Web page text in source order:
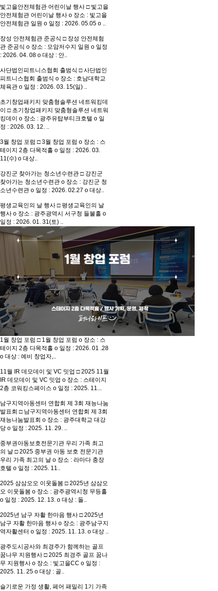
빛고을안전체험관 어린이날 행사 □ 빛고을
안전체험관 어린이날 행사 o 장소 : 빛고을
안전체험관 일원 o 일정 : 2026. 05.05 o ..
장성 안전체험관 준공식 □ 장성 안전체험
관 준공식 o 장소 : 모암저수지 일원 o 일정
: 2026. 04. 08 o 대상 : 안..
사단법인피트니스협회 출범식 □ 사단법인
피트니스협회 출범식 o 장소 : 호남대학교
체육관 o 일정 : 2026. 03. 15(일) ..
초기창업패키지 맞춤형솔루션 네트워킹데
이 □ 초기창업패키지 맞춤형솔루션 네트워
킹데이 o 장소 : 광주유탑부티크호텔 o 일
정 : 2026. 03. 12. ..
3월 창업 포럼 □ 3월 창업 포럼 o 장소 : 스
테이지 2층 다목적홀 o 일정 : 2026. 03.
11(수) o 대상..
강진군 찾아가는 청소년수련관 □ 강진군
찾아가는 청소년수련관 o 장소 : 강진군 청
소년수련관 o 일정 : 2026. 02.27 o 대상..
평생교육인의 날 행사 □ 평생교육인의 날
행사 o 장소 : 광주광역시 서구청 들불홀 o
일정 : 2026. 01. 31(토) ..
1월 창업 포럼 □ 1월 창업 포럼 o 장소 : 스
테이지 2층 다목적홀 o 일정 : 2026. 01 .28
o 대상 : 예비 창업자,..
11월 IR 데모데이 및 VC 밋업 □ 2025 11월
IR 데모데이 및 VC 밋업 o 장소 : 스테이지
2층 코워킹스페이스 o 일정 : 2025. 11...
남구지역아동센터 연합회 제 3회 재능나눔
발표회 □ 남구지역아동센터 연합회 제 3회
재능나눔발표회 o 장소 : 광주대학교 대강
당 o 일정 : 2025. 11. 29. ..
중부권아동보호전문기관 우리 가족 최고
의 날 □ 2025 중부권 아동 보호 전문기관
우리 가족 최고의 날 o 장소 : 라마다 충장
호텔 o 일정 : 2025. 11..
2025 삼삼오오 이웃돌봄 □ 2025년 삼삼오
오 이웃돌봄 o 장소 : 광주광역시청 무등홀
o 일정 : 2025. 12. 13. o 대상 : 돌..
2025년 남구 자활 한마음 행사 □ 2025년
남구 자활 한마음 행사 o 장소 : 광주남구지
역자활센터 o 일정 : 2025. 11. 13. o 대상 ..
광주도시공사와 최경주가 함께하는 골프
꿈나무 지원행사 □ 2025 최경주 골프 꿈나
무 지원행사 o 장소 : 빛고을CC o 일정 :
2025. 11. 25 o 대상 : 골..
슬기로운 가정 생활, 페어 패밀리 1기 가족